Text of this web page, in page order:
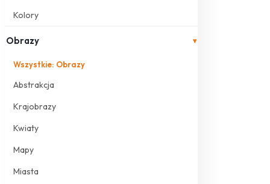
Kolory
Obrazy ▾
Wszystkie: Obrazy
Abstrakcja
Krajobrazy
Kwiaty
Mapy
Miasta